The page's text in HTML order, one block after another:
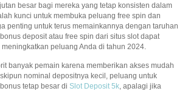
besar bagi mereka yang tetap konsisten dalam
kunci untuk membuka peluang free spin dan
penting untuk terus memainkannya dengan taruhan
deposit atau free spin dari situs slot dapat
peluang Anda di tahun 2024.
banyak pemain karena memberikan akses mudah
nominal depositnya kecil, peluang untuk
tetap besar di Slot Deposit 5k , apalagi jika